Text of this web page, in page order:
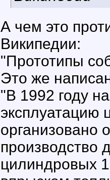
А чем это
Википедии:
"Прототипы
Это же
"В 1992 году
эксплуатацию
производство
цилиндровых